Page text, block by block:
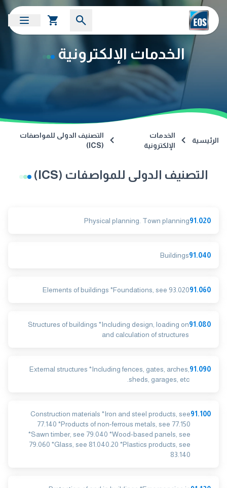
الخدمات الإلكترونية
الرئيسية
الخدمات
الإلكترونية
التصنيف الدولى للمواصفات
(ICS)
التصنيف الدولى للمواصفات (ICS)
91.020
Physical planning. Town planning
91.040
Buildings
91.060
Elements of buildings *Foundations, see 93.020
91.080
Structures of buildings *Including design, loading on
and calculation of structures
91.090
External structures *Including fences, gates, arches,
sheds, garages, etc.
91.100
Construction materials *Iron and steel products, see
77.140 *Products of non-ferrous metals, see 77.150
*Sawn timber, see 79.040 *Wood-based panels, see
79.060 *Glass, see 81.040.20 *Plastics products, see
83.140